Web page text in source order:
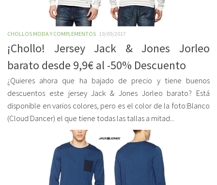
CHOLLOS MODA Y COMPLEMENTOS 19/09/2017
¡Chollo! Jersey Jack & Jones Jorleo
barato desde 9,9€ al -50% Descuento
¿Quieres ahora que ha bajado de precio y tiene buenos
descuentos este jersey Jack & Jones Jorleo barato? Está
disponible en varios colores, pero es el color de la foto:Blanco
(Cloud Dancer) el que tiene todas las tallas a mitad...